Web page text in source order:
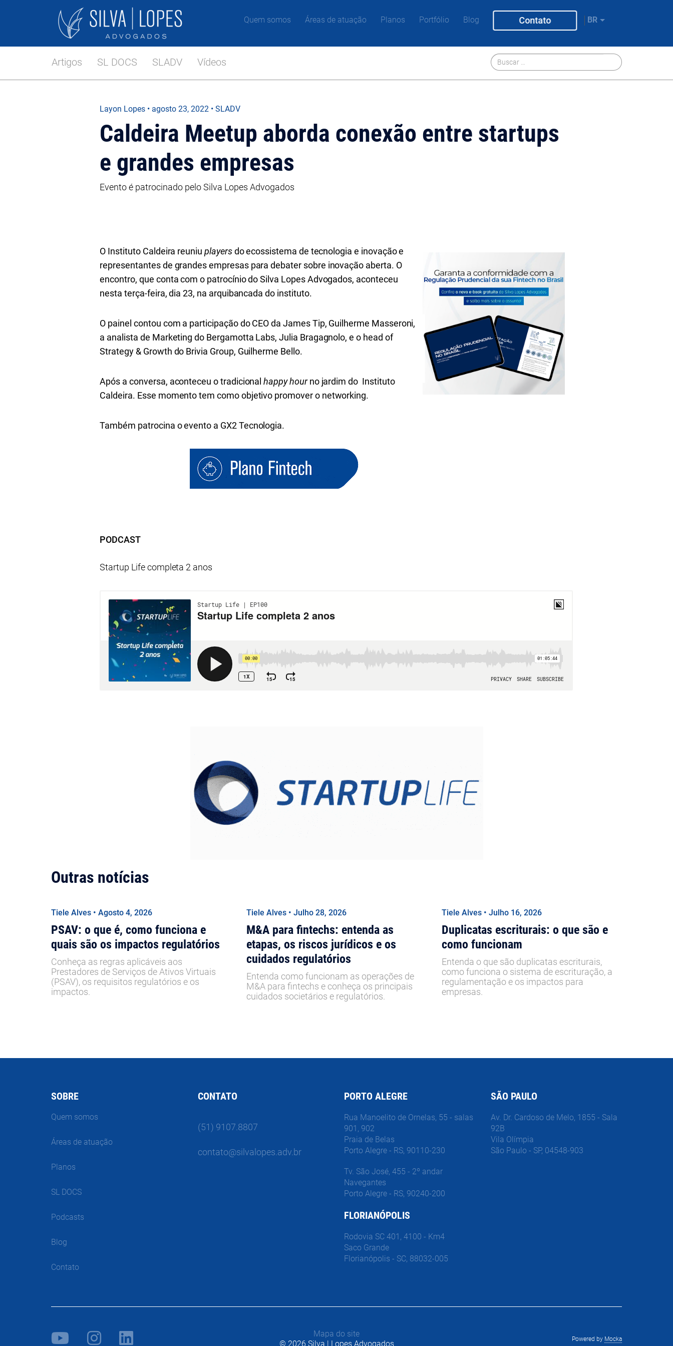
Quem somos Áreas de atuação Planos Portfólio Blog Contato BR
Artigos SL DOCS SLADV Vídeos
Layon Lopes • agosto 23, 2022 • SLADV
Caldeira Meetup aborda conexão entre startups
e grandes empresas
Evento é patrocinado pelo Silva Lopes Advogados
O Instituto Caldeira reuniu playersdo ecossistema de tecnologia e inovação e
representantes de grandes empresas para debater sobre inovação aberta. O
encontro, que conta com o patrocínio do Silva Lopes Advogados, aconteceu
nesta terça-feira, dia 23, na arquibancada do instituto.
O painel contou com a participação do CEO da James Tip, Guilherme Masseroni,
a analista de Marketing do Bergamotta Labs, Julia Bragagnolo, e o head of
Strategy & Growth do Brivia Group, Guilherme Bello.
Após a conversa, aconteceu o tradicionalhappy hourno jardim do Instituto
Caldeira. Esse momento tem como objetivo promover o networking.
Também patrocina o evento a GX2 Tecnologia.
PODCAST
Startup Life completa 2 anos
Outras notícias
Tiele Alves • Agosto 4, 2026
PSAV: o que é, como funciona e
quais são os impactos regulatórios
Conheça as regras aplicáveis aos
Prestadores de Serviços de Ativos Virtuais
(PSAV), os requisitos regulatórios e os
impactos.
Tiele Alves • Julho 28, 2026
M&A para fintechs: entenda as
etapas, os riscos jurídicos e os
cuidados regulatórios
Entenda como funcionam as operações de
M&A para fintechs e conheça os principais
cuidados societários e regulatórios.
Tiele Alves • Julho 16, 2026
Duplicatas escriturais: o que são e
como funcionam
Entenda o que são duplicatas escriturais,
como funciona o sistema de escrituração, a
regulamentação e os impactos para
empresas.
SOBRE
Quem somos
Áreas de atuação
Planos
SL DOCS
Podcasts
Blog
Contato
CONTATO
(51) 9107.8807
contato@silvalopes.adv.br
PORTO ALEGRE
Rua Manoelito de Ornelas, 55 - salas
901, 902
Praia de Belas
Porto Alegre - RS, 90110-230
Tv. São José, 455 - 2º andar
Navegantes
Porto Alegre - RS, 90240-200
FLORIANÓPOLIS
Rodovia SC 401, 4100 - Km4
Saco Grande
Florianópolis - SC, 88032-005
SÃO PAULO
Av. Dr. Cardoso de Melo, 1855 - Sala
92B
Vila Olímpia
São Paulo - SP, 04548-903
Mapa do site
© 2026 Silva | Lopes Advogados
Powered by Mocka